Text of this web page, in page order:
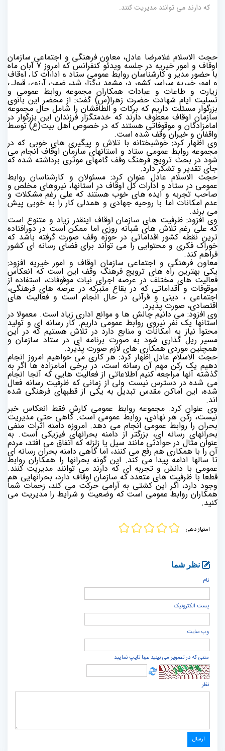
که دارند می توانند مدیریت کنند.
حجت الاسلام غلامرضا عادل، معاون فرهنگی و اجتماعی سازمان
اوقاف و امور خیریه در جلسه ویدئو کنفرانس که امروز 7 آبان ماه
با حضور مدیر و کارشناسان روابط عمومی ستاد و ادارات کل اوقاف
و امور خیریه سراسر کشور در مشهد برگزار شد، ضمن آرزوی قبولی
زيارت و طاعات و عبادات همكاران مجموعه روابط عمومی و
تسلیت ایام شهادت حضرت زهرا(س) گفت: از محضر این بانوی
بزرگوار مسئلت داریم که برکات و الطافشان را شامل حال مجموعه
سازمان اوقاف معطوف دارند که خدمتگزار فرزندان این بزرگوار در
امامزادگان و موقوفاتی هستند که در خصوص اهل بیت(ع) توسط
واقفان و خیران وقف شده است.
وی اظهار کرد: خوشبختانه با تلاش و پیگیری های خوبی که در
مجموعه روابط عمومی ستاد و استانهای سازمان اوقاف انجام می
شود در بحث ترویج فرهنگ وقف گامهای موثری برداشته شده که
جای تقدیر و تشکر دارد.
حجت الاسلام عادل عنوان کرد: مسئولان و کارشناسان روابط
عمومی در ستاد و ادارات کل اوقاف در استانها، نیروهای مخلص و
صاحب تجربه و ایده های خوب هستند که علی رغم مشکلات و
عدم امکانات اما با روحیه جهادی و همدلی کار را به خوبی پیش
می برند.
وی افزود: ظرفیت های سازمان اوقاف اینقدر زیاد و متنوع است
که علی رغم تلاش های شبانه روزی اما ممکن است در دورافتاده
ترین نقطه کشور اقداماتی در حوزه وقف صورت گرفته باشد که
خوراک فکری و محتوایی را می تواند برای فضای رسانه ای کشور
فراهم کند.
معاون فرهنگی و اجتماعی سازمان اوقاف و امور خیریه افزود:
یکی بهترین راه های ترویج فرهنگ وقف این است که انعکاس
فعالیت های مختلف در عرصه اجرای نیات موقوفات، استفاده از
موقوفات و اقداماتی که در بقاع متبرکه در عرصه های فرهنگی،
اجتماعی ، دینی و قرآنی در حال انجام است و فعالیت های
اقتصادی، صورت پذیرد.
وی افزود: می دانیم چالش ها و موانع اداری زیاد است. معمولا در
استانها یک نفر نیروی روابط عمومی داریم. کار رسانه ای و تولید
محتوا نیاز به امکانات و منابع دارد در تلاش هستیم که در این
مسیر ریل گذاری شود به صورت برنامه ای در ستاد سازمان و
همچنین موردی همکاری های لازم صورت پذیرد.
حجت الاسلام عادل اظهار کرد: هر کاری می خواهیم امروز انجام
دهیم یک رکن مهم آن رسانه است، در برخی امامزاده ها اگر به
گذشته آنها مراجعه کنیم اطلاعاتی از فعالیت هایی که آنجا انجام
می شده در دسترس نیست ولی از زمانی که ظرفیت رسانه فعال
شده، این اماکن مقدس تبدیل به یکی از قطبهای فرهنگی شده
اند.
وی عنوان کرد: مجموعه روابط عمومی کارش فقط انعکاس خبر
نیست، رکن هر نهادی، روابط عمومی است. گاهی حتی مدیریت
بحران را روابط عمومی انجام می دهد. امروزه دامنه اثرات منفی
بحرانهای رسانه ای، بزرگتر از دامنه بحرانهای فیزیکی است. به
عنوان مثال در حوادثی مانند سیل یا زلزله که اتفاق می افتد، مردم
آن را با همکاری هم رفع می کنند، اما گاهی دامنه بحران رسانه ای
تا سالها ادامه پیدا می کند. این گونه بحرانها را همکاران روابط
عمومی با دانش و تجربه ای که دارند می توانند مدیریت کنند.
قطعا با ظرفیت های متعدد که سازمان اوقاف دارد، بحرانهایی هم
وجود دارد، اگر این کشتی به آرامی حرکت می کند، زحمات شما
همکاران روابط عمومی است که وضعیت و شرایط را مدیریت می
کنید.
امتیاز دهی
نظر شما
نام
پست الكترونيک
وب سایت
متنی که در تصویر می بینید عینا تایپ نمایید
نظر